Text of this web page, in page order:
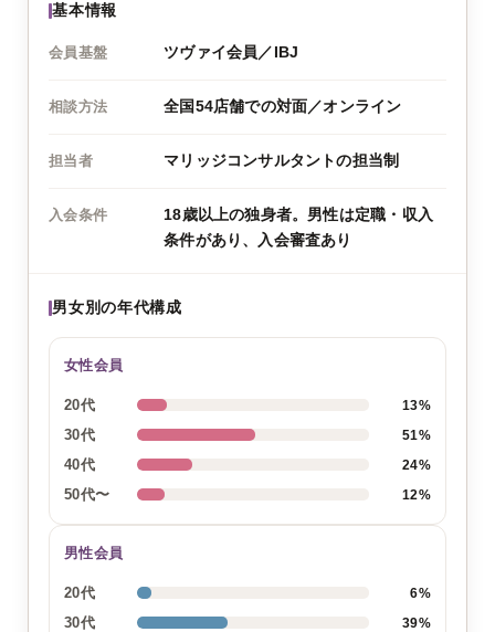
基本情報
会員基盤 ツヴァイ会員／IBJ
相談方法 全国54店舗での対面／オンライン
担当者 マリッジコンサルタントの担当制
入会条件
18歳以上の独身者。男性は定職・収入
条件があり、入会審査あり
男女別の年代構成
女性会員
20代 13%
30代 51%
40代 24%
50代〜 12%
男性会員
20代 6%
30代 39%